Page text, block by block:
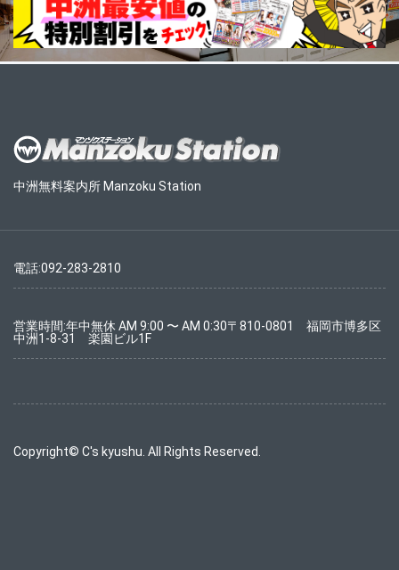
中洲無料案内所 Manzoku Station
電話:092-283-2810
営業時間:年中無休 AM 9:00 〜 AM 0:30〒810-0801 福岡市博多区
中洲1-8-31 楽園ビル1F
Copyright© C's kyushu. All Rights Reserved.